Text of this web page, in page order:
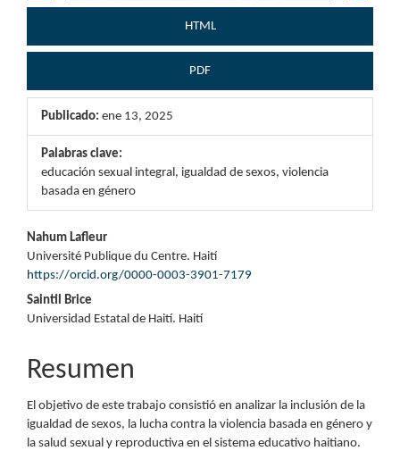
HTML
PDF
Publicado: ene 13, 2025
Palabras clave:
educación sexual integral, igualdad de sexos, violencia
basada en género
Contenido
principal
del
Nahum Lafleur
Université Publique du Centre. Haití
https://orcid.org/0000-0003-3901-7179
Saintil Brice
Universidad Estatal de Haití. Haití
Resumen
El objetivo de este trabajo consistió en analizar la inclusión de la
igualdad de sexos, la lucha contra la violencia basada en género y
la salud sexual y reproductiva en el sistema educativo haitiano.